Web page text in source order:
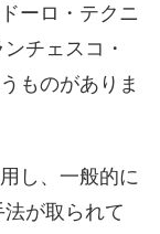
ーロ・テクニ
チェスコ・
ものがありま
し、一般的に
法が取られて